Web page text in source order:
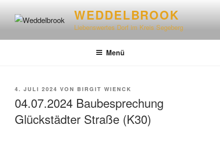
WEDDELBROOK
Liebenswertes Dorf im Kreis Segeberg
Menü
4. JULI 2024 VON BIRGIT WIENCK
04.07.2024 Baubesprechung
Glückstädter Straße (K30)